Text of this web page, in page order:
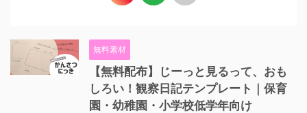
無料素材
【無料配布】じーっと見るって、おも
しろい！観察日記テンプレート｜保育
園・幼稚園・小学校低学年向け